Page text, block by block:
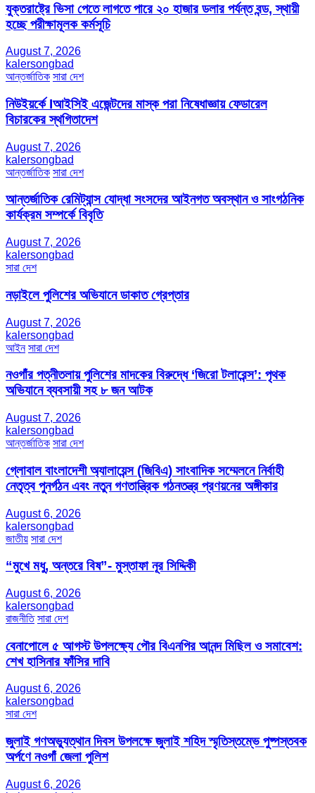
যুক্তরাষ্ট্রে ভিসা পেতে লাগতে পারে ২০ হাজার ডলার পর্যন্ত বন্ড, স্থায়ী
হচ্ছে পরীক্ষামূলক কর্মসূচি
August 7, 2026
kalersongbad
আন্তর্জাতিক সারা দেশ
নিউইয়র্কে Iআইসিই এজেন্টদের মাস্ক পরা নিষেধাজ্ঞায় ফেডারেল
বিচারকের স্থগিতাদেশ
August 7, 2026
kalersongbad
আন্তর্জাতিক সারা দেশ
আন্তর্জাতিক রেমিট্যান্স যোদ্ধা সংসদের আইনগত অবস্থান ও সাংগঠনিক
কার্যক্রম সম্পর্কে বিবৃতি
August 7, 2026
kalersongbad
সারা দেশ
নড়াইলে পুলিশের অভিযানে ডাকাত গ্রেপ্তার
August 7, 2026
kalersongbad
আইন সারা দেশ
নওগাঁর পত্নীতলায় পুলিশের মাদকের বিরুদ্ধে ‘জিরো টলারেন্স’: পৃথক
অভিযানে ব্যবসায়ী সহ ৮ জন আটক
August 7, 2026
kalersongbad
আন্তর্জাতিক সারা দেশ
গ্লোবাল বাংলাদেশী অ্যালায়েন্স (জিবিএ) সাংবাদিক সম্মেলনে নির্বাহী
নেতৃত্ব পুনর্গঠন এবং নতুন গণতান্ত্রিক গঠনতন্ত্র প্রণয়নের অঙ্গীকার
August 6, 2026
kalersongbad
জাতীয় সারা দেশ
“মুখে মধু, অন্তরে বিষ”- মুস্তাফা নূর সিদ্দিকী
August 6, 2026
kalersongbad
রাজনীতি সারা দেশ
বেনাপোলে ৫ আগস্ট উপলক্ষ্যে পৌর বিএনপির আনন্দ মিছিল ও সমাবেশ:
শেখ হাসিনার ফাঁসির দাবি
August 6, 2026
kalersongbad
সারা দেশ
জুলাই গণঅভ্যুত্থান দিবস উপলক্ষে জুলাই শহিদ স্মৃতিস্তম্ভে পুষ্পস্তবক
অর্পণে নওগাঁ জেলা পুলিশ
August 6, 2026